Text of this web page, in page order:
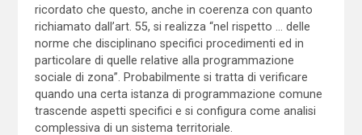
ricordato che questo, anche in coerenza con quanto
richiamato dall’art. 55, si realizza “nel rispetto … delle
norme che disciplinano specifici procedimenti ed in
particolare di quelle relative alla programmazione
sociale di zona”. Probabilmente si tratta di verificare
quando una certa istanza di programmazione comune
trascende aspetti specifici e si configura come analisi
complessiva di un sistema territoriale.